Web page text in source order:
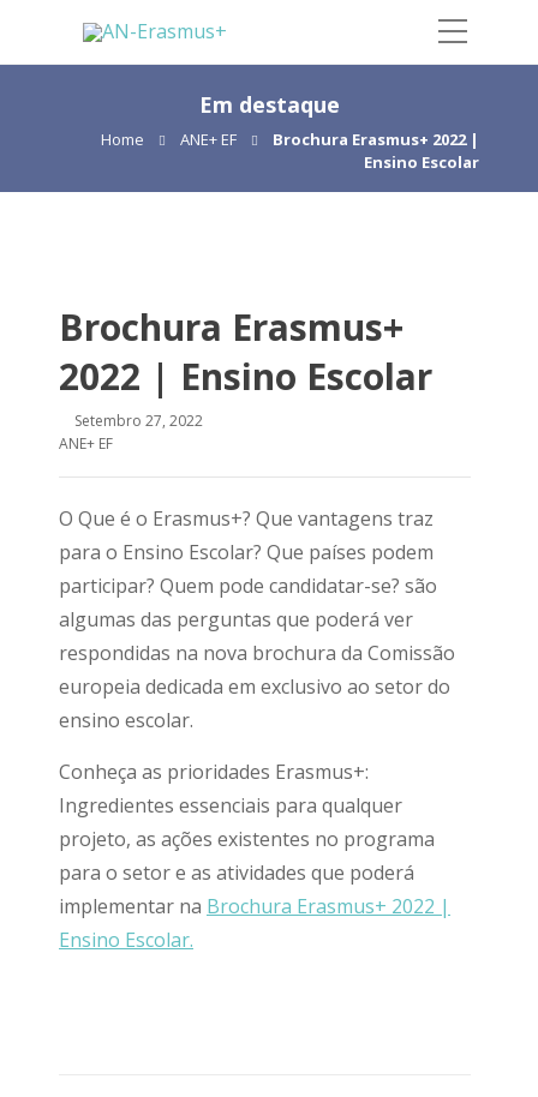
Em destaque
Home ANE+ EF
Brochura Erasmus+ 2022 |
Ensino Escolar
Brochura Erasmus+
2022 | Ensino Escolar
Setembro 27, 2022
ANE+ EF
O Que é o Erasmus+? Que vantagens traz
para o Ensino Escolar? Que países podem
participar? Quem pode candidatar-se? são
algumas das perguntas que poderá ver
respondidas na nova brochura da Comissão
europeia dedicada em exclusivo ao setor do
ensino escolar.
Conheça as prioridades Erasmus+:
Ingredientes essenciais para qualquer
projeto, as ações existentes no programa
para o setor e as atividades que poderá
implementar na Brochura Erasmus+ 2022 |
Ensino Escolar.